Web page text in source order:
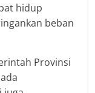
hidup
beban
Provinsi